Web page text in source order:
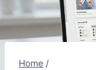
Home /